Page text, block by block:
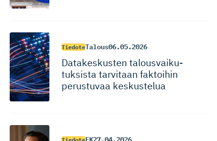
TiedoteTalous06.05.2026
Datakeskusten talousvai­ku­
tuksista tarvitaan faktoihin
perustuvaa keskustelua